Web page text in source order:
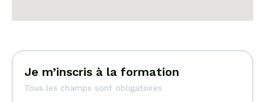
Je m’inscris à la formation
Tous les champs sont obligatoires